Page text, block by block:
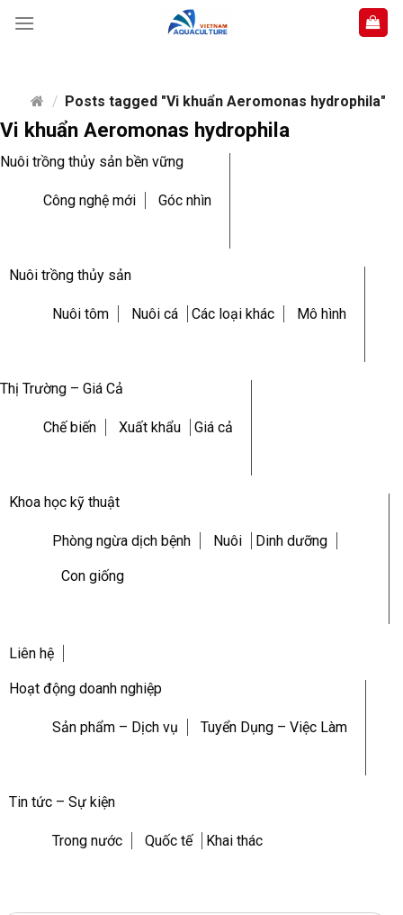
content / Posts tagged "Vi khuẩn Aeromonas hydrophila"
Vi khuẩn Aeromonas hydrophila
Nuôi trồng thủy sản bền vững
Công nghệ mới Góc nhìn
Nuôi trồng thủy sản
Nuôi tôm Nuôi cá Các loại khác Mô hình
Thị Trường – Giá Cả
Chế biến Xuất khẩu Giá cả
Khoa học kỹ thuật
Phòng ngừa dịch bệnh Nuôi Dinh dưỡng
Con giống
Liên hệ
Hoạt động doanh nghiệp
Sản phẩm – Dịch vụ Tuyển Dụng – Việc Làm
Tin tức – Sự kiện
Trong nước Quốc tế Khai thác